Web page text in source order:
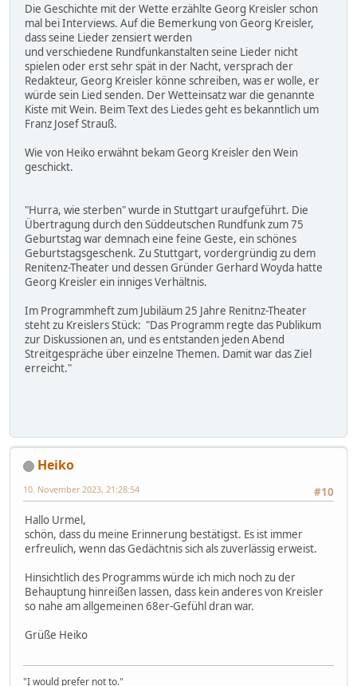
Die Geschichte mit der Wette erzählte Georg Kreisler schon
mal bei Interviews. Auf die Bemerkung von Georg Kreisler,
dass seine Lieder zensiert werden
und verschiedene Rundfunkanstalten seine Lieder nicht
spielen oder erst sehr spät in der Nacht, versprach der
Redakteur, Georg Kreisler könne schreiben, was er wolle, er
würde sein Lied senden. Der Wetteinsatz war die genannte
Kiste mit Wein. Beim Text des Liedes geht es bekanntlich um
Franz Josef Strauß.
Wie von Heiko erwähnt bekam Georg Kreisler den Wein
geschickt.
"Hurra, wie sterben" wurde in Stuttgart uraufgeführt. Die
Übertragung durch den Süddeutschen Rundfunk zum 75
Geburtstag war demnach eine feine Geste, ein schönes
Geburtstagsgeschenk. Zu Stuttgart, vordergründig zu dem
Renitenz-Theater und dessen Gründer Gerhard Woyda hatte
Georg Kreisler ein inniges Verhältnis.
Im Programmheft zum Jubiläum 25 Jahre Renitnz-Theater
steht zu Kreislers Stück: "Das Programm regte das Publikum
zur Diskussionen an, und es entstanden jeden Abend
Streitgespräche über einzelne Themen. Damit war das Ziel
erreicht."
Heiko
#10
10. November 2023, 21:28:54
Hallo Urmel,
schön, dass du meine Erinnerung bestätigst. Es ist immer
erfreulich, wenn das Gedächtnis sich als zuverlässig erweist.
Hinsichtlich des Programms würde ich mich noch zu der
Behauptung hinreißen lassen, dass kein anderes von Kreisler
so nahe am allgemeinen 68er-Gefühl dran war.
Grüße Heiko
"I would prefer not to."